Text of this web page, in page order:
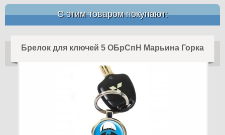
С этим товаром покупают:
Брелок для ключей 5 ОБрСпН Марьина Горка